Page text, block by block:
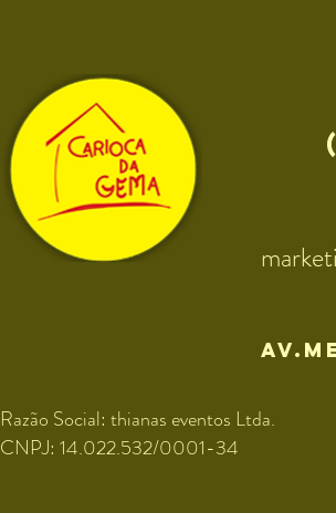
Razão Social: thianas eventos Ltda.
CNPJ: 14.022.532/0001-34